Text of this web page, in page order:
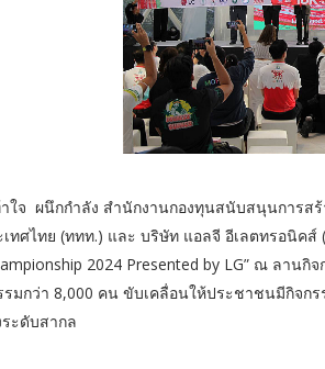
ใจ ผนึกกำลัง สำนักงานกองทุนสนับสนุนการส
เทศไทย (ททท.) และ บริษัท แอลจี อีเลตทรอนิค
2024 Presented by LG” ณ ลาน
รมกว่า 8,000 คน ขับเคลื่อนให้ประชาชนมีกิจ
ะดับสากล